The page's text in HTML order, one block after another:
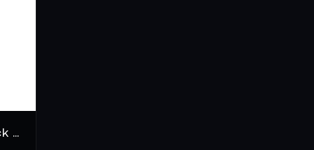
Sennheiser BA 30 Akkupack für Taschensender